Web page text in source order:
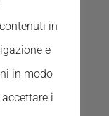
in
e
in modo
i